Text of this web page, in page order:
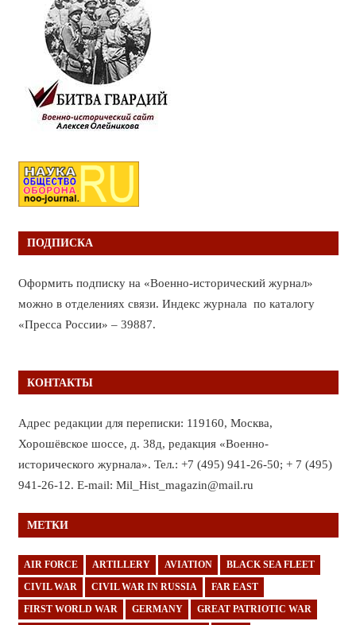
ПОДПИСКА
Оформить подписку на «Военно-исторический журнал»
можно в отделениях связи. Индекс журнала по каталогу
«Пресса России» – 39887.
КОНТАКТЫ
Адрес редакции для переписки: 119160, Москва,
Хорошёвское шоссе, д. 38д, редакция «Военно-
исторического журнала». Тел.: +7 (495) 941-26-50; + 7 (495)
941-26-12. E-mail: Mil_Hist_magazin@mail.ru
МЕТКИ
AIR FORCE ARTILLERY AVIATION BLACK SEA FLEET
CIVIL WAR CIVIL WAR IN RUSSIA FAR EAST
FIRST WORLD WAR GERMANY GREAT PATRIOTIC WAR